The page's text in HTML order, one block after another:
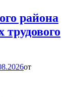
района
от